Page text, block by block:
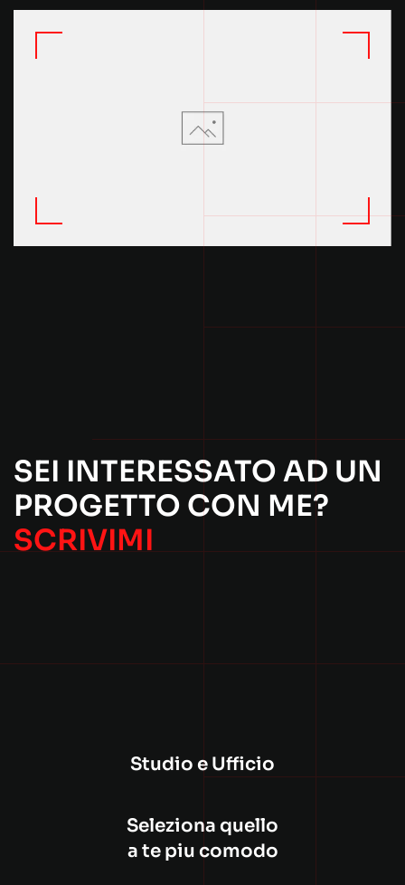
SEI INTERESSATO AD UN
PROGETTO CON ME?
SCRIVIMI
Studio e Ufficio
Seleziona quello
a te piu comodo